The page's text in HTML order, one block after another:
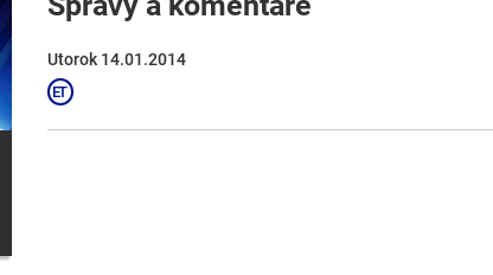
Utorok 14.01.2014